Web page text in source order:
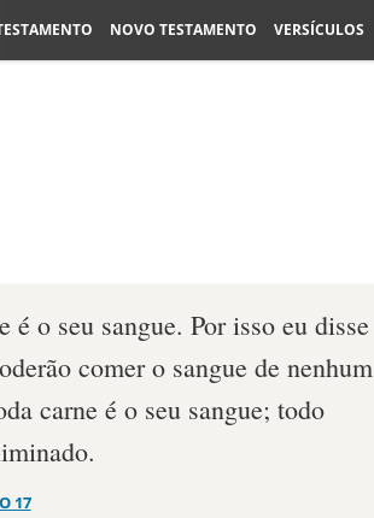
NOVO TESTAMENTO VERSÍCULOS
é o seu san­gue. Por isso eu disse
comer o sangue de nenhum
carne é o seu sangue; todo
17